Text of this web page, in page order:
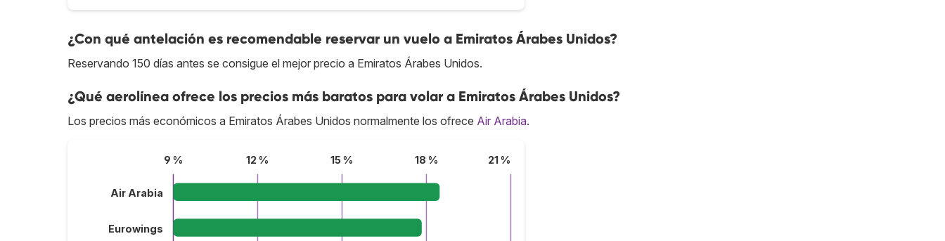
¿Con qué antelación es recomendable reservar un vuelo a Emiratos Árabes Unidos?
Reservando 150 días antes se consigue el mejor precio a Emiratos Árabes Unidos.
¿Qué aerolínea ofrece los precios más baratos para volar a Emiratos Árabes Unidos?
Los precios más económicos a Emiratos Árabes Unidos normalmente los ofrece Air Arabia.
9 % 12 % 15 % 18 % 21 %
Air Arabia
Eurowings